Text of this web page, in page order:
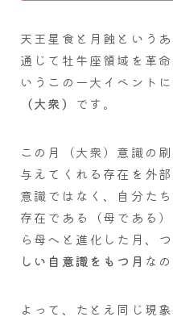
天王星食と月蝕という
通じて牡牛座領域を革
いうこの一大イベントに
（大衆） です。
この月（大衆）意識の
与えてくれる存在を外
意識ではなく、自分た
存在である（母である
ら母へと進化した月、つ
しい自意識をもつ月 な
よって、たとえ同じ現